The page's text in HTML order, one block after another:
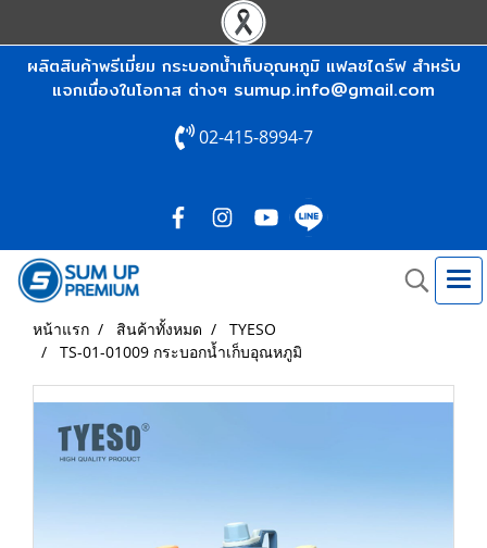
ผลิตสินค้าพรีเมี่ยม กระบอกน้ำเก็บอุณหภูมิ แฟลชไดร์ฟ สำหรับ
แจกเนื่องในโอกาส ต่างๆ sumup.info@gmail.com
02-415-8994-7
หน้าแรก สินค้าทั้งหมด
TYESO
TS-01-01009 กระบอกน้ำเก็บอุณหภูมิ